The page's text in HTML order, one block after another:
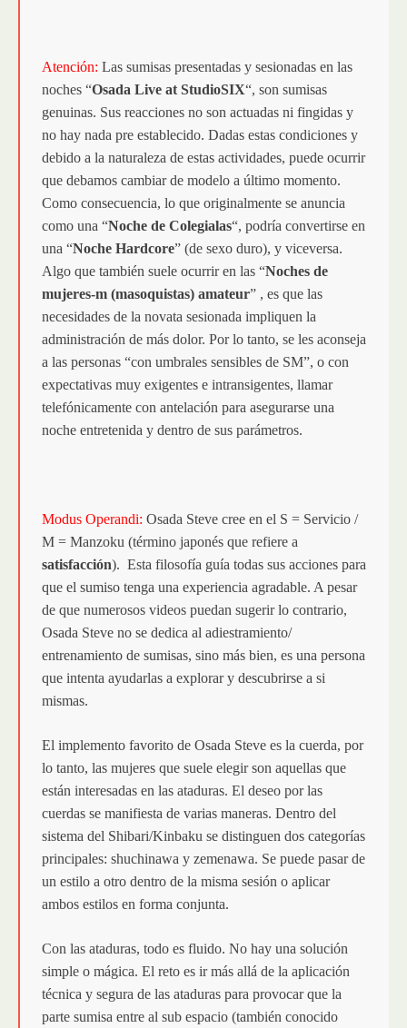
Atención: Las sumisas presentadas y sesionadas en las
noches “Osada Live at StudioSIX“, son sumisas
genuinas. Sus reacciones no son actuadas ni fingidas y
no hay nada pre establecido. Dadas estas condiciones y
debido a la naturaleza de estas actividades, puede ocurrir
que debamos cambiar de modelo a último momento.
Como consecuencia, lo que originalmente se anuncia
como una “Noche de Colegialas“, podría convertirse en
una “Noche Hardcore” (de sexo duro), y viceversa.
Algo que también suele ocurrir en las “Noches de
mujeres-m (masoquistas) amateur” , es que las
necesidades de la novata sesionada impliquen la
administración de más dolor. Por lo tanto, se les aconseja
a las personas “con umbrales sensibles de SM”, o con
expectativas muy exigentes e intransigentes, llamar
telefónicamente con antelación para asegurarse una
noche entretenida y dentro de sus parámetros.
Modus Operandi: Osada Steve cree en el S = Servicio /
M = Manzoku (término japonés que refiere a
satisfacción). Esta filosofía guía todas sus acciones para
que el sumiso tenga una experiencia agradable. A pesar
de que numerosos videos puedan sugerir lo contrario,
Osada Steve no se dedica al adiestramiento/
entrenamiento de sumisas, sino más bien, es una persona
que intenta ayudarlas a explorar y descubrirse a si
mismas.
El implemento favorito de Osada Steve es la cuerda, por
lo tanto, las mujeres que suele elegir son aquellas que
están interesadas en las ataduras. El deseo por las
cuerdas se manifiesta de varias maneras. Dentro del
sistema del Shibari/Kinbaku se distinguen dos categorías
principales: shuchinawa y zemenawa. Se puede pasar de
un estilo a otro dentro de la misma sesión o aplicar
ambos estilos en forma conjunta.
Con las ataduras, todo es fluido. No hay una solución
simple o mágica. El reto es ir más allá de la aplicación
técnica y segura de las ataduras para provocar que la
parte sumisa entre al sub espacio (también conocido